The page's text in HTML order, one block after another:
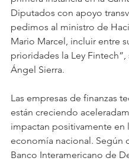
Diputados con apoyo
pedimos al ministro de
Mario Marcel, incluir entre
prioridades la Ley Fintech”,
Ángel Sierra.
Las empresas de finanzas
están creciendo
impactan positivamente en
economía nacional. Según
Banco Interamericano de